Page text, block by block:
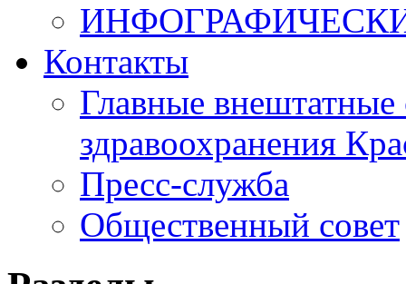
Контакты
Главные внештатные
здравоохранения
Пресс-служба
Общественный совет